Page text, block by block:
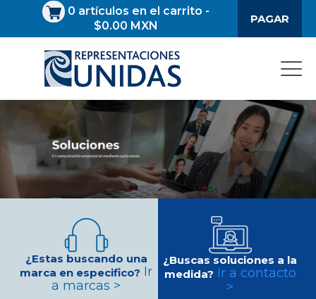
0 artículos en el carrito -
$0.00 MXN
PAGAR
¿Estas buscando una
marca en especifico? Ir
a marcas >
¿Buscas soluciones a la
medida? Ir a contacto
>